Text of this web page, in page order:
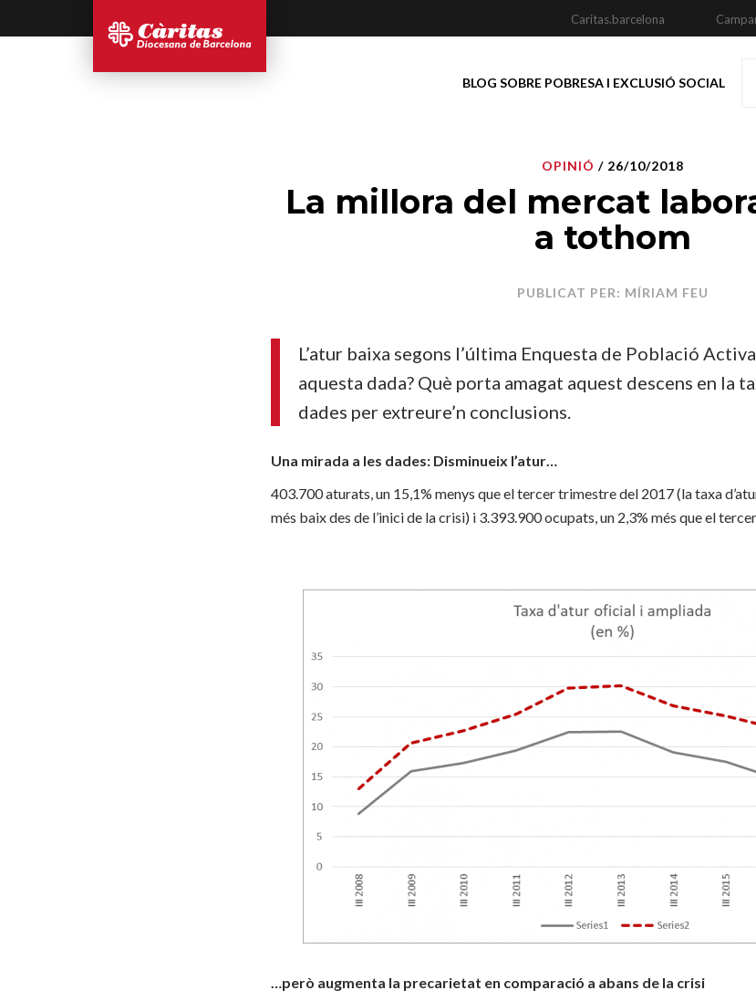
Caritas.barcelona
BLOG SOBRE POBRESA I EXCLUSIÓ SOCIAL
OPINIÓ / 26/10/2018
La millora del mercat
a tothom
PUBLICAT PER: MÍRIAM FEU
L’atur baixa segons l’última Enquesta de Població
aquesta dada? Què porta amagat aquest descens en la
dades per extreure’n conclusions.
Una mirada a les dades: Disminueix l’atur…
403.700 aturats, un 15,1% menys que el tercer trimestre del 2017 (la taxa
més baix des de l’inici de la crisi) i 3.393.900 ocupats, un 2,3% més que el
…però augmenta la precarietat en comparació a abans de la crisi